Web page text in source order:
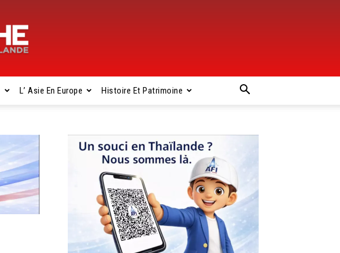
L’ Asie En Europe Histoire Et Patrimoine